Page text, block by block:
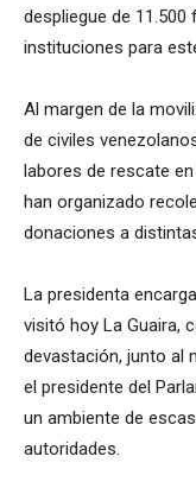
despliegue de
instituciones para
Al margen de la
de civiles
labores de rescate
han organizado
donaciones a
La presidenta
visitó hoy La Guaira,
devastación, junto al
el presidente del
un ambiente de
autoridades.